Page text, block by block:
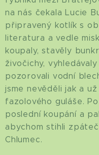
na nás čekala Lucie
připravený kotlík s
literatura a vedle
koupaly, stavěly
živočichy,
pozorovali vodní
jsme nevěděli jak a
fazolového guláše.
poslední koupání a
abychom stihli
Chlumec.